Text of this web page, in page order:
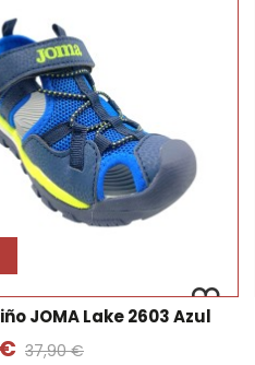
JOMA Lake 2603 Azul
37,90 €